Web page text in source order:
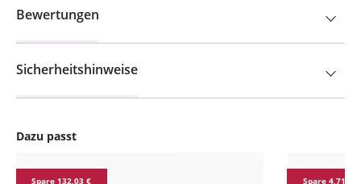
Dazu passt
Spare 132,03 € Spare 4,71 €
Bewertungen
Sicherheitshinweise